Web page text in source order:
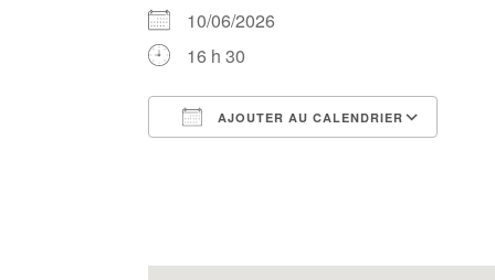
10/06/2026
16 h 30
AJOUTER AU CALENDRIER